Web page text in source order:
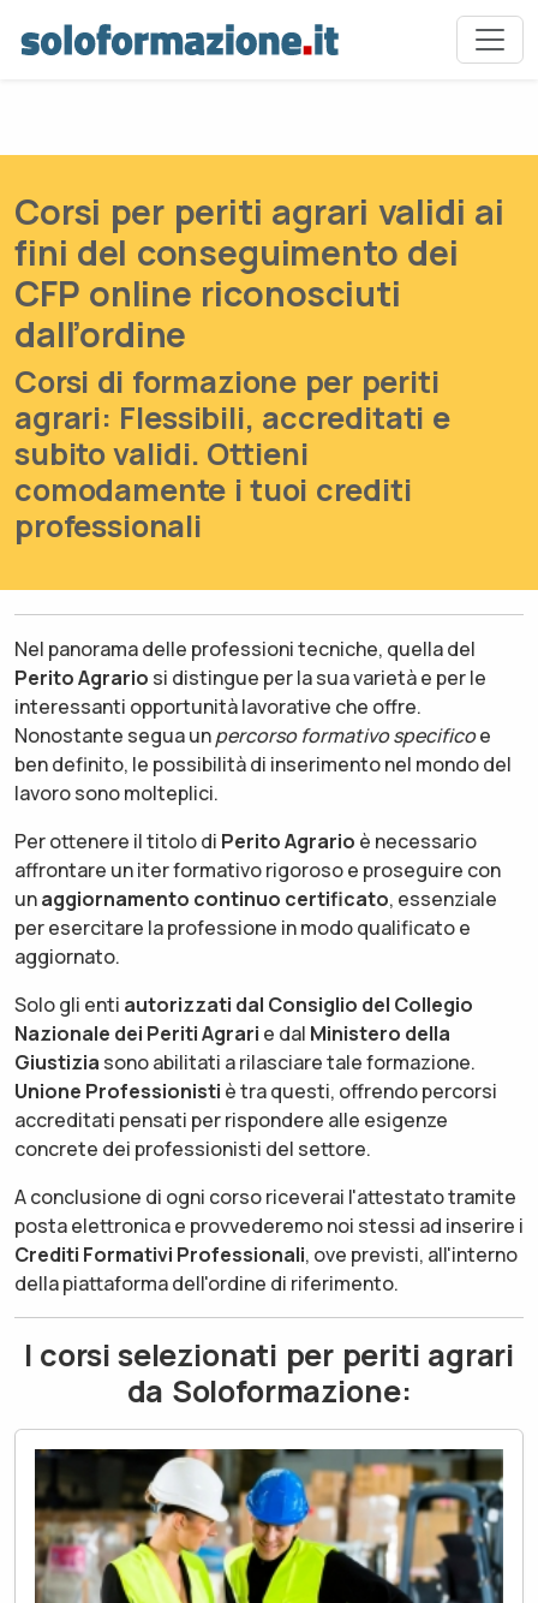
Next
Corsi per periti agrari validi ai
fini del conseguimento dei
CFP online riconosciuti
dall’ordine
Corsi di formazione per periti
agrari: Flessibili, accreditati e
subito validi. Ottieni
comodamente i tuoi crediti
professionali
Nel panorama delle professioni tecniche, quella del
Perito Agrario si distingue per la sua varietà e per le
interessanti opportunità lavorative che offre.
Nonostante segua unpercorso formativo specificoe
ben definito, le possibilità di inserimento nel mondo del
lavoro sono molteplici.
Per ottenere il titolo di Perito Agrario è necessario
affrontare un iter formativo rigoroso e proseguire con
unaggiornamento continuo certificato, essenziale
per esercitare la professione in modo qualificato e
aggiornato.
Solo gli enti autorizzati dal Consiglio del Collegio
Nazionale dei Periti Agrari e dal Ministero della
Giustizia sono abilitati a rilasciare tale formazione.
Unione Professionisti è tra questi, offrendo percorsi
accreditati pensati per rispondere alle esigenze
concrete dei professionisti del settore.
A conclusione di ogni corso riceverai l'attestato tramite
posta elettronica e provvederemo noi stessi ad inserire i
Crediti Formativi Professionali, ove previsti, all'interno
della piattaforma dell'ordine di riferimento.
I corsi selezionati per periti agrari
da Soloformazione: